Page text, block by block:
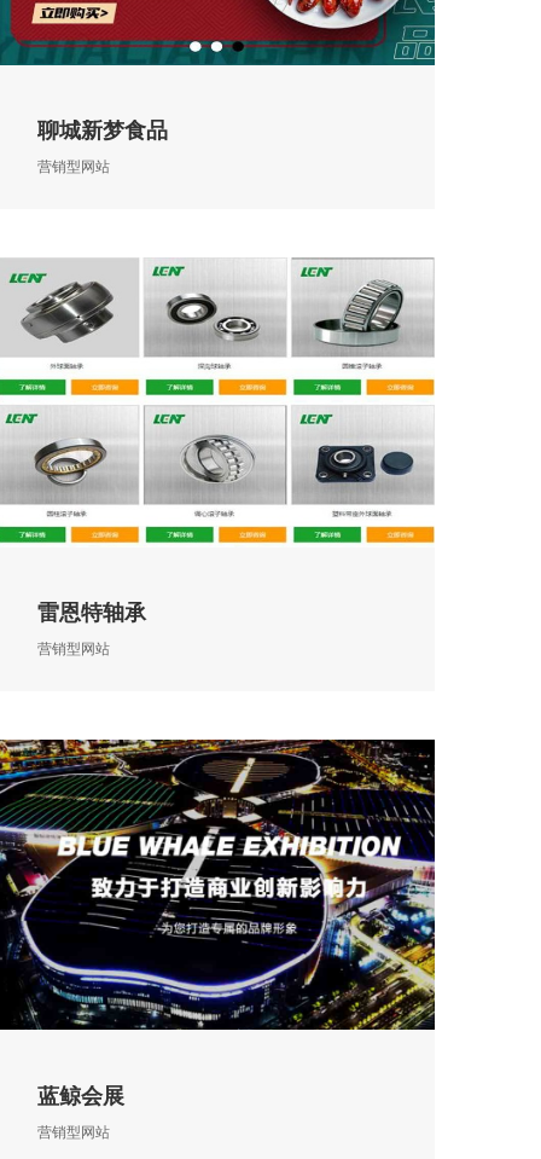
聊城新梦食品
营销型网站
雷恩特轴承
营销型网站
蓝鲸会展
营销型网站